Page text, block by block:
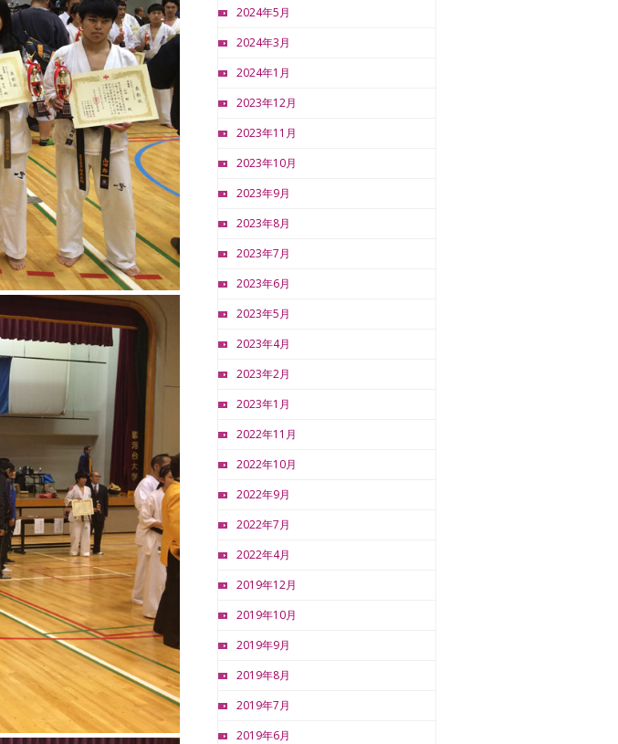
2024年5月
2024年3月
2024年1月
2023年12月
2023年11月
2023年10月
2023年9月
2023年8月
2023年7月
2023年6月
2023年5月
2023年4月
2023年2月
2023年1月
2022年11月
2022年10月
2022年9月
2022年7月
2022年4月
2019年12月
2019年10月
2019年9月
2019年8月
2019年7月
2019年6月